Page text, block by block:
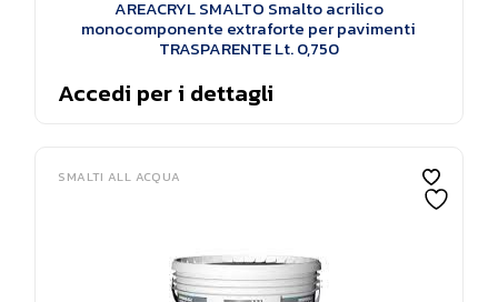
AREACRYL SMALTO Smalto acrilico
monocomponente extraforte per pavimenti
TRASPARENTE Lt. 0,750
Accedi per i dettagli
SMALTI ALL ACQUA